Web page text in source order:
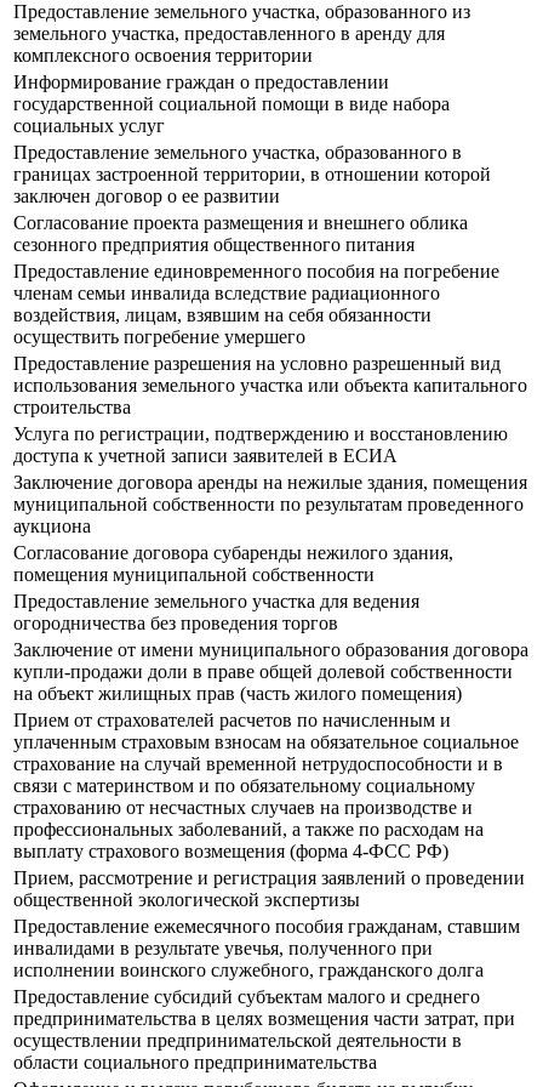
Предоставление земельного участка, образованного из
земельного участка, предоставленного в аренду для
комплексного освоения территории
Информирование граждан о предоставлении
государственной социальной помощи в виде набора
социальных услуг
Предоставление земельного участка, образованного в
границах застроенной территории, в отношении которой
заключен договор о ее развитии
Согласование проекта размещения и внешнего облика
сезонного предприятия общественного питания
Предоставление единовременного пособия на погребение
членам семьи инвалида вследствие радиационного
воздействия, лицам, взявшим на себя обязанности
осуществить погребение умершего
Предоставление разрешения на условно разрешенный вид
использования земельного участка или объекта капитального
строительства
Услуга по регистрации, подтверждению и восстановлению
доступа к учетной записи заявителей в ЕСИА
Заключение договора аренды на нежилые здания, помещения
муниципальной собственности по результатам проведенного
аукциона
Согласование договора субаренды нежилого здания,
помещения муниципальной собственности
Предоставление земельного участка для ведения
огородничества без проведения торгов
Заключение от имени муниципального образования договора
купли-продажи доли в праве общей долевой собственности
на объект жилищных прав (часть жилого помещения)
Прием от страхователей расчетов по начисленным и
уплаченным страховым взносам на обязательное социальное
страхование на случай временной нетрудоспособности и в
связи с материнством и по обязательному социальному
страхованию от несчастных случаев на производстве и
профессиональных заболеваний, а также по расходам на
выплату страхового возмещения (форма 4-ФСС РФ)
Прием, рассмотрение и регистрация заявлений о проведении
общественной экологической экспертизы
Предоставление ежемесячного пособия гражданам, ставшим
инвалидами в результате увечья, полученного при
исполнении воинского служебного, гражданского долга
Предоставление субсидий субъектам малого и среднего
предпринимательства в целях возмещения части затрат, при
осуществлении предпринимательской деятельности в
области социального предпринимательства